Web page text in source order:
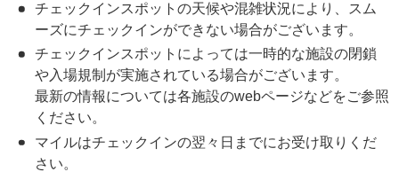
チェックインスポットの天候や混雑状況により、スム
ーズにチェックインができない場合がございます。
チェックインスポットによっては一時的な施設の閉鎖
や入場規制が実施されている場合がございます。
最新の情報については各施設のwebページなどをご参照
ください。
マイルはチェックインの翌々日までにお受け取りくだ
さい。